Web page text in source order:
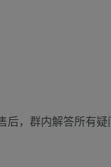
，群内解答所有疑